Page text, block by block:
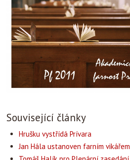
Související články
Hrušku vystřídá Prívara
Jan Hála ustanoven farním vikářem